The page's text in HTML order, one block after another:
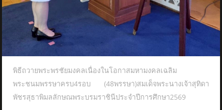
พิธีถวายพระพรชัยมงคลเนื่องในโอกาสมหามงคลเฉลิม
พระชนมพรรษาครบ4รอบ (48พรรษา)สมเด็จพระนางเจ้าสุทิดา
พัชรสุธาพิมลลักษณพระบรมราชินีประจำปีการศึกษา2569